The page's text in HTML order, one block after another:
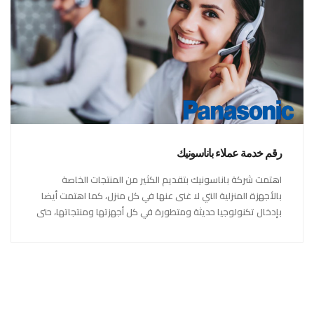
رقم خدمة عملاء باناسونيك
اهتمت شركة باناسونيك بتقديم الكثير من المنتجات الخاصة
بالأجهزة المنزلية التي لا غنى عنها في كل منزل، كما اهتمت أيضا
بإدخال تكنولوجيا حديثة ومتطورة في كل أجهزتها ومنتجاتها، حتى